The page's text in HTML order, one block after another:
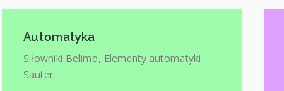
Automatyka
Siłowniki Belimo, Elementy automatyki
Sauter